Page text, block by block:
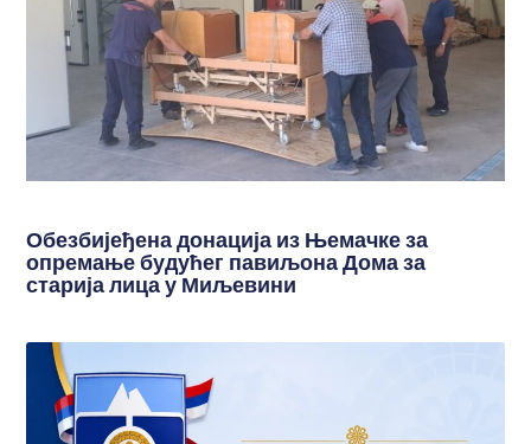
Обезбијеђена донација из Њемачке за
опремање будућег павиљона Дома за
старија лица у Миљевини